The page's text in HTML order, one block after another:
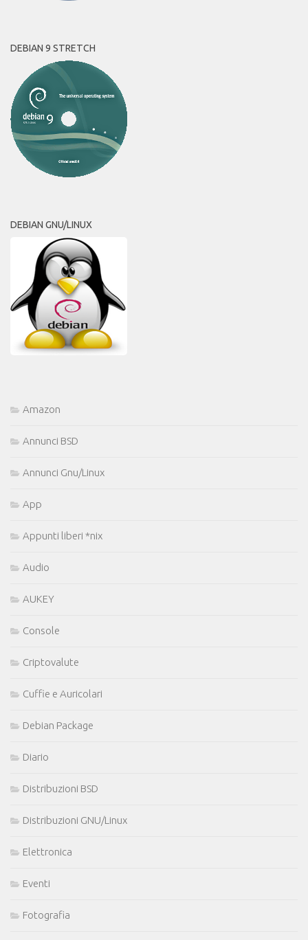
DEBIAN 9 STRETCH
DEBIAN GNU/LINUX
Amazon
Annunci BSD
Annunci Gnu/Linux
App
Appunti liberi *nix
Audio
AUKEY
Console
Criptovalute
Cuffie e Auricolari
Debian Package
Diario
Distribuzioni BSD
Distribuzioni GNU/Linux
Elettronica
Eventi
Fotografia